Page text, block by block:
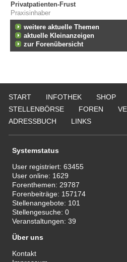
Privatpatienten-Frust
Praxisinhaber
weitere aktuelle Themen
aktuelle Kleinanzeigen
zur Forenübersicht
START INFOTHEK SHOP
STELLENBÖRSE
FOREN
ADRESSBUCH
LINKS
Systemstatus
User registriert:63455
User online: 1629
Forenthemen: 29787
Forenbeiträge: 157174
Stellenangebote: 101
Stellengesuche:0
Veranstaltungen:39
Über uns
Kontakt